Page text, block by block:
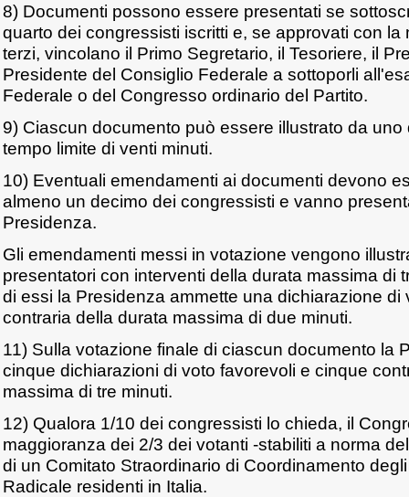
8) Documenti possono essere presentati se
quarto dei congressisti iscritti e, se approvati con
terzi, vincolano il Primo Segretario, il Tesoriere, il
Presidente del Consiglio Federale a sottoporli
Federale o del Congresso ordinario del Partito.
9) Ciascun documento può essere illustrato da
tempo limite di venti minuti.
10) Eventuali emendamenti ai documenti devono
almeno un decimo dei congressisti e vanno
Presidenza.
Gli emendamenti messi in votazione vengono
presentatori con interventi della durata massima di
di essi la Presidenza ammette una dichiarazione di
contraria della durata massima di due minuti.
11) Sulla votazione finale di ciascun documento la
cinque dichiarazioni di voto favorevoli e cinque
massima di tre minuti.
12) Qualora 1/10 dei congressisti lo chieda, il
maggioranza dei 2/3 dei votanti -stabiliti a norma
di un Comitato Straordinario di Coordinamento
Radicale residenti in Italia.